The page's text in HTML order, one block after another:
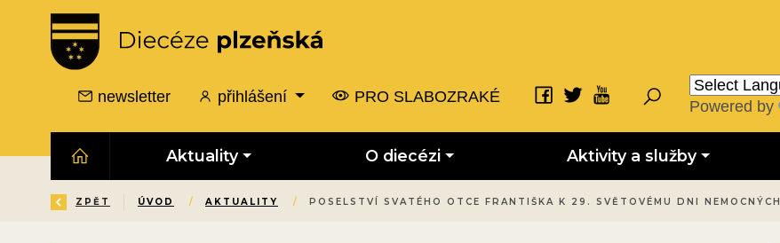
newsletter přihlášení PRO SLABOZRAKÉ
Powered by
Aktuality O diecézi Aktivity a služby
ZPĚT ÚVOD / AKTUALITY / POSELSTVÍ SVATÉHO OTCE FRANTIŠKA K 29. SVĚTOVÉMU DNI NEMOCNÝCH